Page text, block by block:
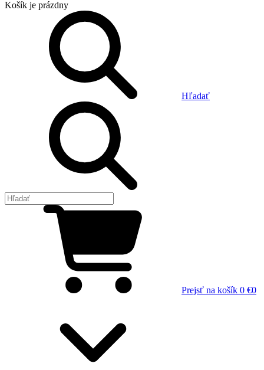
Košík je prázdny
Hľadať
Prejsť na košík 0 €0